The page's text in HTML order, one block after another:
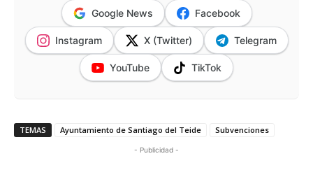
Google News Facebook
Instagram X (Twitter) Telegram
YouTube TikTok
TEMAS Ayuntamiento de Santiago del Teide Subvenciones
- Publicidad -